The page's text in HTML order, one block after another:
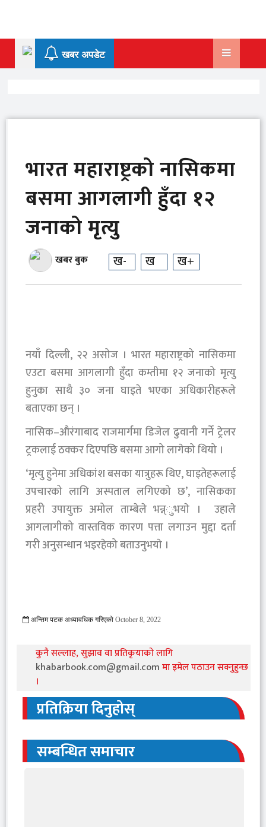
content
खबर अपडेट
भारत महाराष्ट्रको नासिकमा
बसमा आगलागी हुँदा १२
जनाको मृत्यु
खबर बुक ख- ख ख+
नयाँ दिल्ली, २२ असोज । भारत महाराष्ट्रको नासिकमा
एउटा बसमा आगलागी हुँदा कम्तीमा १२ जनाको मृत्यु
हुनुका साथै ३० जना घाइते भएका अधिकारीहरूले
बताएका छन् ।
नासिक–औरंगाबाद राजमार्गमा डिजेल ढुवानी गर्ने ट्रेलर
ट्रकलाई ठक्कर दिएपछि बसमा आगो लागेको थियो ।
‘मृत्यु हुनेमा अधिकांश बसका यात्रुहरू थिए, घाइतेहरूलाई
उपचारको लागि अस्पताल लगिएको छ’, नासिकका
प्रहरी उपायुक्त अमोल ताम्बेले भन्न्ुभयाे । उहाले
आगलागीको वास्तविक कारण पत्ता लगाउन मुद्दा दर्ता
गरी अनुसन्धान भइरहेको बताउनुभयाे ।
अन्तिम पटक अध्यावधिक गरिएको October 8, 2022
कुनै सल्लाह, सुझाव वा प्रतिकृयाको लागि
khabarbook.com@gmail.comमा इमेल पठाउन सक्नुहुन्छ
।
प्रतिक्रिया दिनुहोस्
सम्बन्धित समाचार